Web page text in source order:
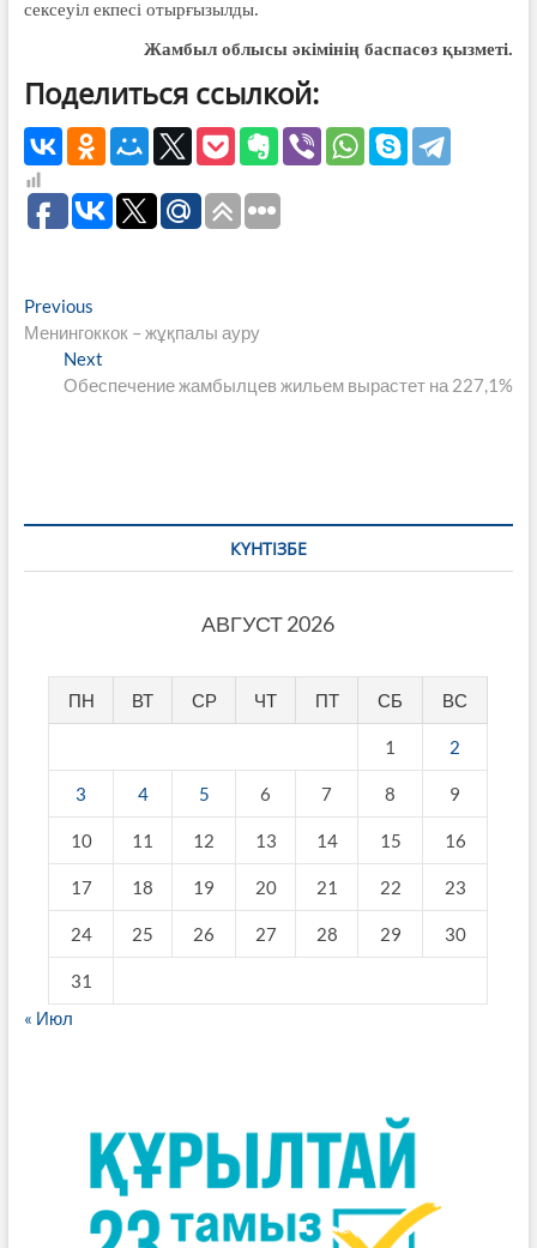
сексеуіл екпесі отырғызылды.
Жамбыл облысы әкімінің баспасөз қызметі.
Поделиться ссылкой:
Навигация
по
записям
PreviousPrevious
post:
Менингоккок – жұқпалы ауру
Next
post:
Обеспечение жамбылцев жильем вырастет на 227,1%
КҮНТІЗБЕ
АВГУСТ 2026
ПН ВТ СР ЧТ ПТ СБ ВС
1 2
3 4 5 6 7 8 9
10 11 12 13 14 15 16
17 18 19 20 21 22 23
24 25 26 27 28 29 30
31
« Июл